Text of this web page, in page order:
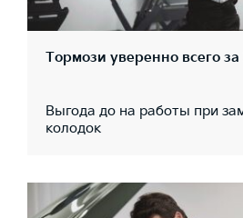
Тормози уверенно всего
Выгода до на работы при
колодок